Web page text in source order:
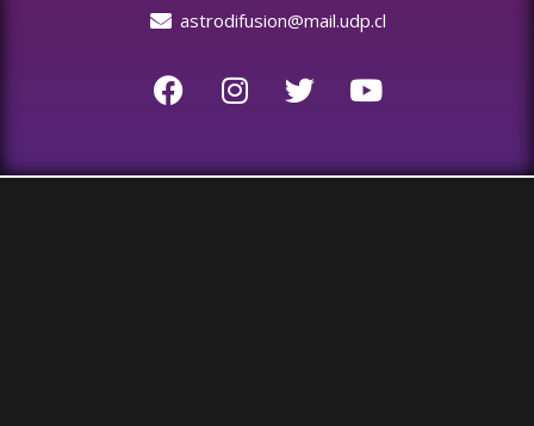
astrodifusion@mail.udp.cl